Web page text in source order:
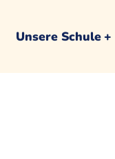
Unsere Schule